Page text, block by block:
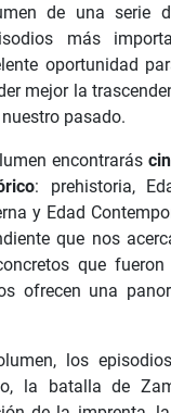
de una serie
más
oportunidad
mejor la
pasado.
encontrarás
: prehistoria,
y Edad
que nos
que
ofrecen una
los
la batalla de